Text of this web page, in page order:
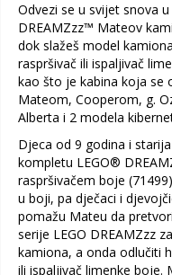
Odvezi se u svijet snova
DREAMZzz™ Mateov
dok slažeš model
raspršivač ili ispaljivač
kao što je kabina koja se
Mateom, Cooperom, g.
Alberta i 2 modela
Djeca od 9 godina i
kompletu LEGO®
raspršivačem boje
u boji, pa dječaci i
pomažu Mateu da
serije LEGO DREAMZzz
kamiona, a onda odlučiti
ili ispaljivač limenke boje.